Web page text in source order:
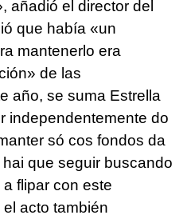
añadió el director del
que había «un
mantenerlo era
de las
año, se suma Estrella
independentemente do
só cos fondos da
que seguir buscando
flipar con este
acto también